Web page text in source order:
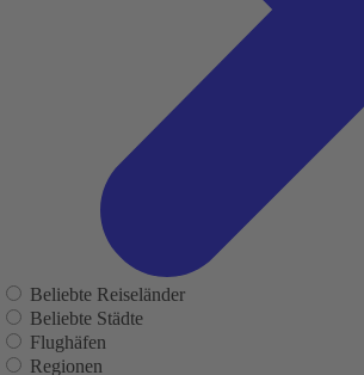
Beliebte Reiseländer
Beliebte Städte
Flughäfen
Regionen